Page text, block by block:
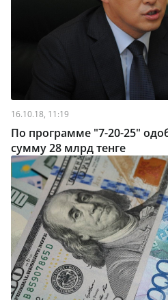
16.10.18, 11:19
По программе "7-20-25"
сумму 28 млрд тенге